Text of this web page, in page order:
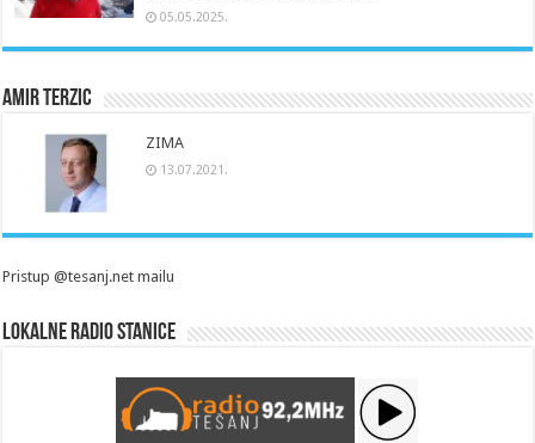
05.05.2025.
Amir Terzic
ZIMA
13.07.2021.
Pristup @tesanj.net mailu
Lokalne radio stanice